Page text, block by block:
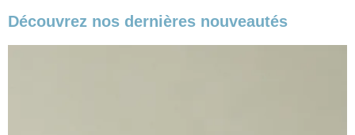
Découvrez nos dernières nouveautés